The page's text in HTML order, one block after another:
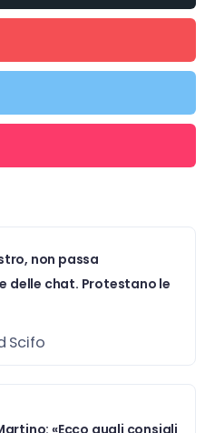
non passa
delle chat. Protestano le
Scifo
«Ecco quali consigli